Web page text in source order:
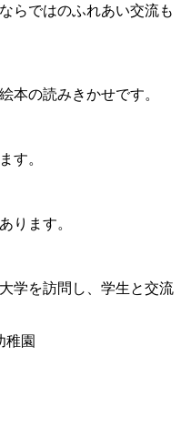
らではのふれあい交流も
本の読みきかせです。
す。
ります。
学を訪問し、学生と交流
稚園